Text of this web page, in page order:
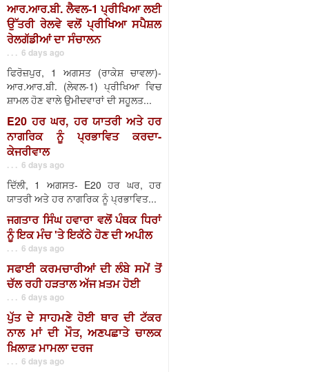
ਆਰ.ਆਰ.ਬੀ. ਲੈਵਲ-1 ਪ੍ਰੀਖਿਆ ਲਈ
ਉੱਤਰੀ ਰੇਲਵੇ ਵਲੋਂ ਪ੍ਰੀਖਿਆ ਸਪੈਸ਼ਲ
ਰੇਲਗੱਡੀਆਂ ਦਾ ਸੰਚਾਲਨ
. . . 6 days ago
ਫਿਰੋਜ਼ਪੁਰ, 1 ਅਗਸਤ (ਰਾਕੇਸ਼ ਚਾਵਲਾ)-
ਆਰ.ਆਰ.ਬੀ. (ਲੇਵਲ-1) ਪ੍ਰੀਖਿਆ ਵਿਚ
ਸ਼ਾਮਲ ਹੋਣ ਵਾਲੇ ਉਮੀਦਵਾਰਾਂ ਦੀ ਸਹੂਲਤ...
E20 ਹਰ ਘਰ, ਹਰ ਯਾਤਰੀ ਅਤੇ ਹਰ
ਨਾਗਰਿਕ ਨੂੰ ਪ੍ਰਭਾਵਿਤ ਕਰਦਾ-
ਕੇਜਰੀਵਾਲ
. . . 6 days ago
ਦਿੱਲੀ, 1 ਅਗਸਤ- E20 ਹਰ ਘਰ, ਹਰ
ਯਾਤਰੀ ਅਤੇ ਹਰ ਨਾਗਰਿਕ ਨੂੰ ਪ੍ਰਭਾਵਿਤ...
ਜਗਤਾਰ ਸਿੰਘ ਹਵਾਰਾ ਵਲੋਂ ਪੰਥਕ ਧਿਰਾਂ
ਨੂੰ ਇਕ ਮੰਚ 'ਤੇ ਇਕੱਠੇ ਹੋਣ ਦੀ ਅਪੀਲ
. . . 6 days ago
ਸਫਾਈ ਕਰਮਚਾਰੀਆਂ ਦੀ ਲੰਬੇ ਸਮੇਂ ਤੋਂ
ਚੱਲ ਰਹੀ ਹੜਤਾਲ ਅੱਜ ਖ਼ਤਮ ਹੋਈ
. . . 6 days ago
ਪੁੱਤ ਦੇ ਸਾਹਮਣੇ ਹੋਈ ਥਾਰ ਦੀ ਟੱਕਰ
ਨਾਲ ਮਾਂ ਦੀ ਮੌਤ, ਅਣਪਛਾਤੇ ਚਾਲਕ
ਖ਼ਿਲਾਫ਼ ਮਾਮਲਾ ਦਰਜ
. . . 6 days ago